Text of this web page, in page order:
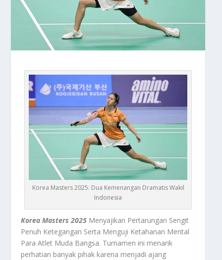
Korea Masters 2025: Dua Kemenangan Dramatis Wakil
Indonesia
Korea Masters 2025 Menyajikan Pertarungan Sengit
Penuh Ketegangan Serta Menguji Ketahanan Mental
Para Atlet Muda Bangsa. Turnamen ini menarik
perhatian banyak pihak karena menjadi ajang